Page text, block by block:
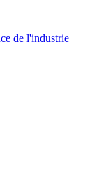
de l'industrie